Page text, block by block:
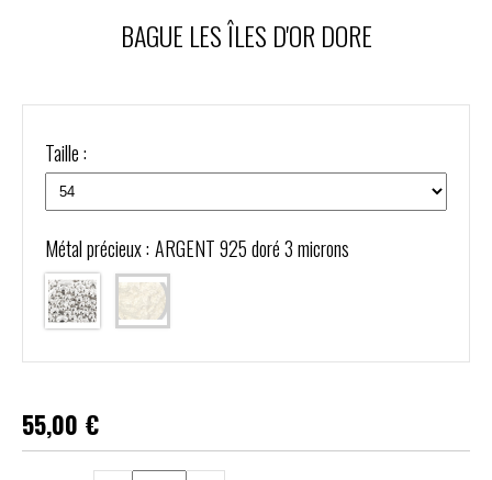
BAGUE LES ÎLES D'OR DORE
Taille :
Métal précieux : ARGENT 925 doré 3 microns
55,00 €